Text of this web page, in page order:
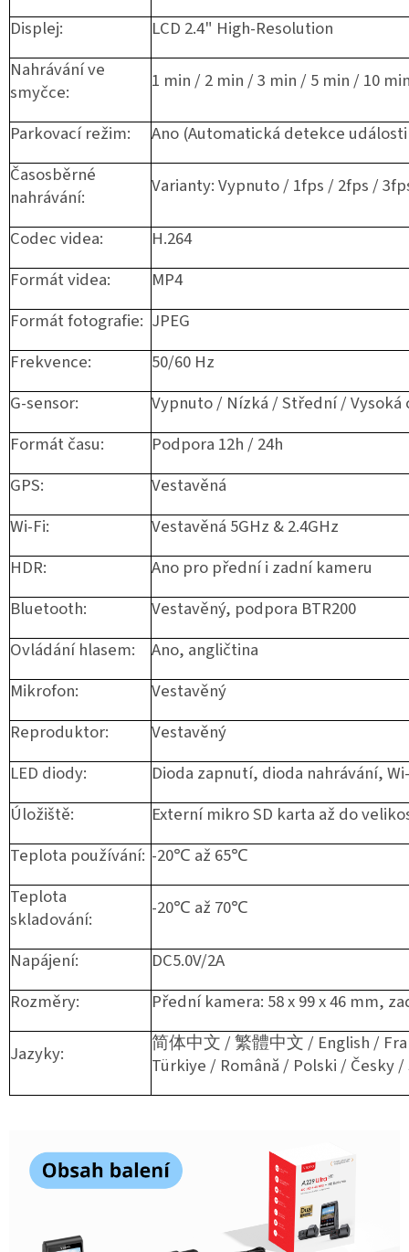
Displej:
LCD 2.4" High-Resolution
Nahrávání ve
smyčce:
1 min / 2 min / 3 min / 5 min / 10
Parkovací režim:
Ano (Automatická detekce
Časosběrné
nahrávání:
Varianty: Vypnuto / 1fps / 2fps /
Codec videa:
H.264
Formát videa:
MP4
Formát fotografie: JPEG
Frekvence:
50/60 Hz
G-sensor:
Vypnuto / Nízká / Střední / Vysoká
Formát času:
Podpora 12h / 24h
GPS:
Vestavěná
Wi-Fi:
Vestavěná 5GHz & 2.4GHz
HDR:
Ano pro přední i zadní kameru
Bluetooth:
Vestavěný, podpora BTR200
Ovládání hlasem:
Ano, angličtina
Mikrofon:
Vestavěný
Reproduktor:
Vestavěný
LED diody:
Dioda zapnutí, dioda nahrávání,
Úložiště:
Externí mikro SD karta až do
Teplota používání: -20℃ až 65℃
Teplota
skladování:
-20℃ až 70℃
Napájení:
DC5.0V/2A
Rozměry:
Přední kamera: 58 x 99 x 46 mm,
Jazyky: 简体中文 / 繁體中文 / English /